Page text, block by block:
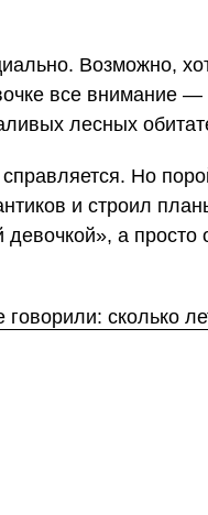
Возможно,
все внимание
лесных
Но
и строил
а просто
сколько